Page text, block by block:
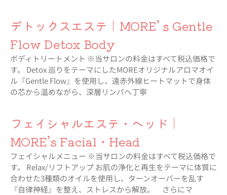
デトックスエステ｜MORE’ｓGentle
Flow Detox Body
ボディトリートメント ※当サロンの料金はすべて税込価格で
す。 Detox 巡りをテーマにしたMOREオリジナルアロマオイ
ル『Gentle Flow』を使用し、遠赤外線ヒートマットで身体
の芯から温めながら、深層リンパへ丁寧
フェイシャルエステ・ヘッド｜
MORE’s Facial・Head
フェイシャルメニュー ※当サロンの料金はすべて税込価格で
す。 Relax/リフトアップ お肌の浄化と再生をテーマに体質に
合わせた3種類のオイルを使用し、ターンオーバーを乱す
『自律神経』を整え、ストレスから解放。 さらにマ